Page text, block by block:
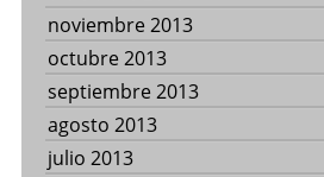
noviembre 2013
octubre 2013
septiembre 2013
agosto 2013
julio 2013